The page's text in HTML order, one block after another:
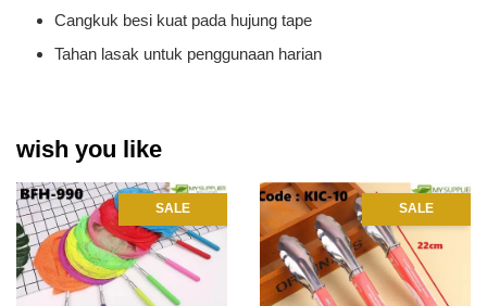
Cangkuk besi kuat pada hujung tape
Tahan lasak untuk penggunaan harian
wish you like
SALE SALE